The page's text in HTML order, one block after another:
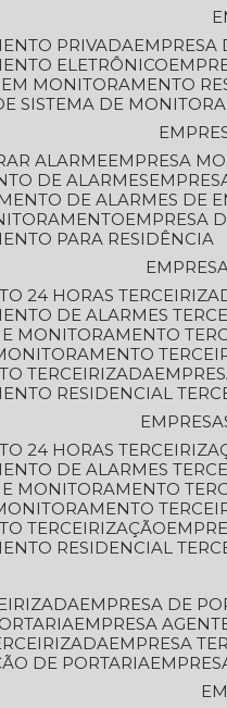
PRIVADA
ELETRÔNICO
EM MONITORAMENTO
SISTEMA DE
ALARME
EMPRESA
DE ALARMES
DE ALARMES DE
EMPRESA
PARA RESIDÊNCIA
24 HORAS
DE ALARMES
E MONITORAMENTO
TERCEIRIZADA
RESIDENCIAL
24 HORAS
DE ALARMES
E MONITORAMENTO
TERCEIRIZAÇÃO
RESIDENCIAL
EMPRESA DE
EMPRESA
EMPRESA
DE PORTARIA